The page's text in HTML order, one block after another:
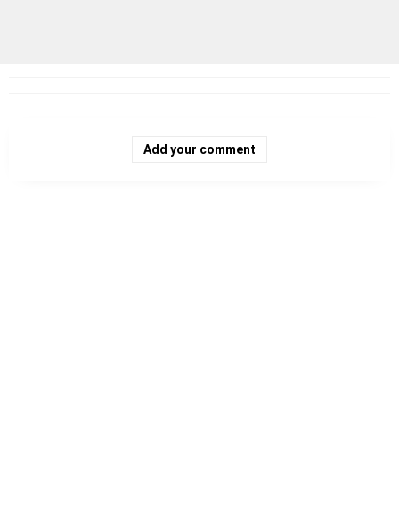
Add your comment